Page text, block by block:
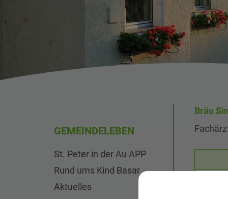
Bräu
GEMEINDELEBEN
St. Peter in der Au APP
Rund ums Kind Basar
Aktuelles